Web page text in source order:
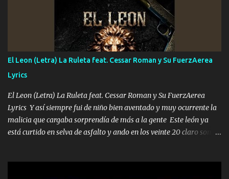
que estar alegres doy las instrucciones para atender los deberes
Música Si es que salta algún problema de confianza tengo gente
ahí está el Hombre Cuarenta y también Pariente 7 arreglan
cualquier problema no más es cuestión que ordené NOS HACE
FALTA UN HERMANO DE CLAVE ERA EL 24 SIEMPRE FUE UN
HOMBRE VALIENTE POR ALGO M'URIÓ PELEAND0 SIEMPRE
VIO POR LA FAMILIA PARA QUE SIGA EL LEGADO Es el DOS de
los HERMANOS un cerebro inteligente y com...
El Leon (Letra) La Ruleta feat. Cessar Roman y Su FuerzAerea
Lyrics
El Leon (Letra) La Ruleta feat. Cessar Roman y Su FuerzAerea
Lyrics Y así siempre fui de niño bien aventado y muy ocurrente la
malicia que cargaba sorprendía de más a la gente Este león ya
está curtido en selva de asfalto y ando en los veinte 20 claro son